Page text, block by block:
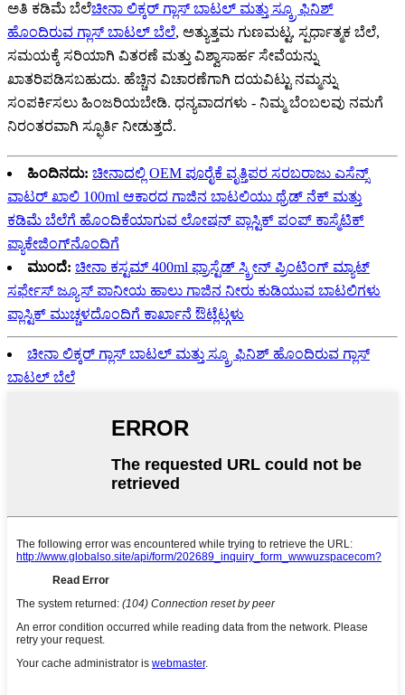
ಅತಿ ಕಡಿಮೆ ಬೆಲೆಚೀನಾ ಲಿಕ್ಕರ್ ಗ್ಲಾಸ್ ಬಾಟಲ್ ಮತ್ತು ಸ್ಕ್ರೂ ಫಿನಿಶ್
ಹೊಂದಿರುವ ಗ್ಲಾಸ್ ಬಾಟಲ್ ಬೆಲೆ, ಅತ್ಯುತ್ತಮ ಗುಣಮಟ್ಟ, ಸ್ಪರ್ಧಾತ್ಮಕ ಬೆಲೆ,
ಸಮಯಕ್ಕೆ ಸರಿಯಾಗಿ ವಿತರಣೆ ಮತ್ತು ವಿಶ್ವಾಸಾರ್ಹ ಸೇವೆಯನ್ನು
ಖಾತರಿಪಡಿಸಬಹುದು. ಹೆಚ್ಚಿನ ವಿಚಾರಣೆಗಾಗಿ ದಯವಿಟ್ಟು ನಮ್ಮನ್ನು
ಸಂಪರ್ಕಿಸಲು ಹಿಂಜರಿಯಬೇಡಿ. ಧನ್ಯವಾದಗಳು - ನಿಮ್ಮ ಬೆಂಬಲವು ನಮಗೆ
ನಿರಂತರವಾಗಿ ಸ್ಫೂರ್ತಿ ನೀಡುತ್ತದೆ.
ಹಿಂದಿನದು: ಚೀನಾದಲ್ಲಿ OEM ಪೂರೈಕೆ ವೃತ್ತಿಪರ ಸರಬರಾಜು ಎಸೆನ್ಸ್
ವಾಟರ್ ಖಾಲಿ 100ml ಆಕಾರದ ಗಾಜಿನ ಬಾಟಲಿಯು ಥ್ರೆಡ್ ನೆಕ್ ಮತ್ತು
ಕಡಿಮೆ ಬೆಲೆಗೆ ಹೊಂದಿಕೆಯಾಗುವ ಲೋಷನ್ ಪ್ಲಾಸ್ಟಿಕ್ ಪಂಪ್ ಕಾಸ್ಮೆಟಿಕ್
ಪ್ಯಾಕೇಜಿಂಗ್‌ನೊಂದಿಗೆ
ಮುಂದೆ: ಚೀನಾ ಕಸ್ಟಮ್ 400ml ಫ್ರಾಸ್ಟೆಡ್ ಸ್ಕ್ರೀನ್ ಪ್ರಿಂಟಿಂಗ್ ಮ್ಯಾಟ್
ಸರ್ಫೇಸ್ ಜ್ಯೂಸ್ ಪಾನೀಯ ಹಾಲು ಗಾಜಿನ ನೀರು ಕುಡಿಯುವ ಬಾಟಲಿಗಳು
ಪ್ಲಾಸ್ಟಿಕ್ ಮುಚ್ಚಳದೊಂದಿಗೆ ಕಾರ್ಖಾನೆ ಔಟ್ಲೆಟ್ಗಳು
ಚೀನಾ ಲಿಕ್ಕರ್ ಗ್ಲಾಸ್ ಬಾಟಲ್ ಮತ್ತು ಸ್ಕ್ರೂ ಫಿನಿಶ್ ಹೊಂದಿರುವ ಗ್ಲಾಸ್
ಬಾಟಲ್ ಬೆಲೆ